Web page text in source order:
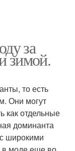
за
зимой.
то есть
Они могут
как отдельные
доминанта
широкими